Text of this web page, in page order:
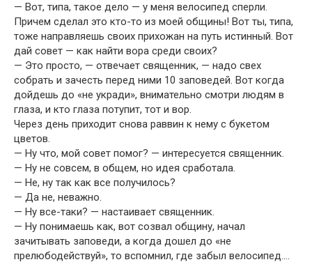
— Вот, типа, такое дело — у меня велосипед сперли.
Причем сделал это кто-то из моей общины! Вот ты, типа,
тоже направляешь своих прихожан на путь истинный. Вот
дай совет — как найти вора среди своих?
— Это просто, — отвечает священник, — надо свех
собрать и зачесть перед ними 10 заповедей. Вот когда
дойдешь до «не укради», внимательно смотри людям в
глаза, и кто глаза потупит, тот и вор.
Через день приходит снова раввин к нему с букетом
цветов.
— Ну что, мой совет помог? — интересуется священник.
— Ну не совсем, в общем, но идея сработала.
— Не, ну так как все получилось?
— Да не, неважно.
— Ну все-таки? — настаивает священник.
— Ну понимаешь как, вот созвал общину, начал
зачитывать заповеди, а когда дошел до «не
прелюбодействуй», то вспомнил, где забыл велосипед….